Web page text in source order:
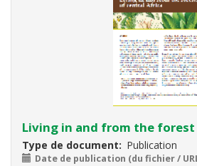
Living in and from the
Type de document Publication
Date de publication (du fichier /